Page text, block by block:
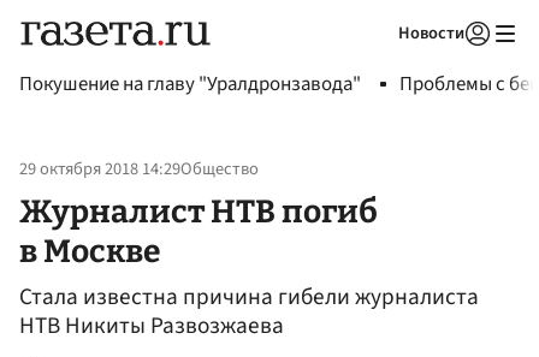
Новости
Покушение на главу "Уралдронзавода" Проблемы с
29 октября 2018 14:29Общество
Журналист НТВ погиб
в Москве
Стала известна причина гибели журналиста
НТВ Никиты Развозжаева